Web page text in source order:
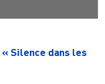
Silence dans les